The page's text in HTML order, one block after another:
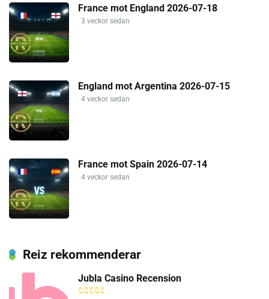
France mot England 2026-07-18
3 veckor sedan
England mot Argentina 2026-07-15
4 veckor sedan
France mot Spain 2026-07-14
4 veckor sedan
Reiz rekommenderar
Jubla Casino Recension